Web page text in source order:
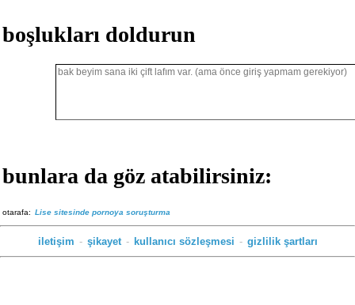
boşlukları doldurun
bunlara da göz atabilirsiniz:
otarafa: Lise sitesinde pornoya soruşturma
iletişim - şikayet - kullanıcı sözleşmesi - gizlilik şartları